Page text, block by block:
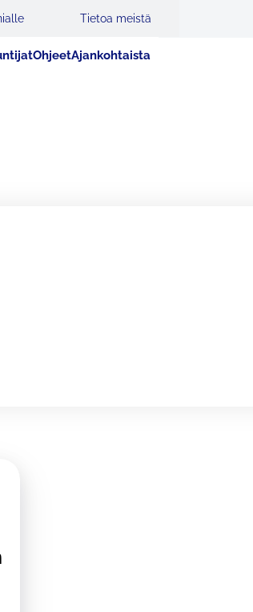
Tietoa meistä
OhjeetAjankohtaista